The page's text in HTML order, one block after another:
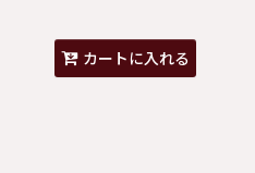
カートに入れる